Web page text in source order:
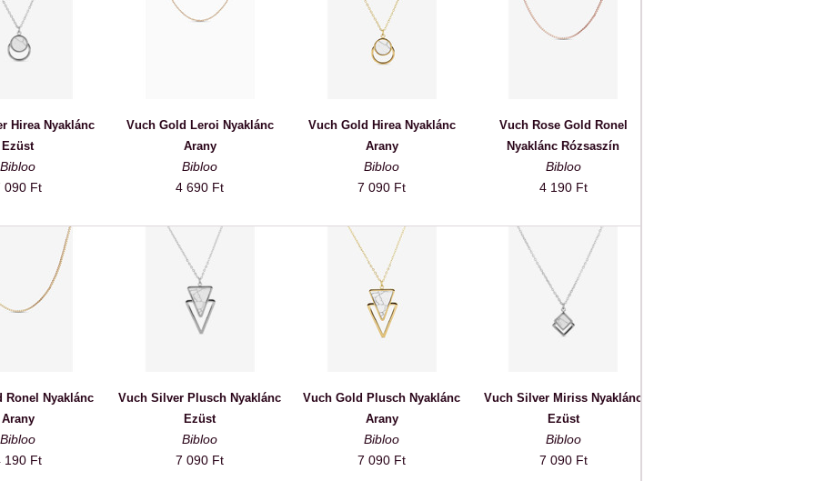
Hirea Nyaklánc
Ezüst
Bibloo
090 Ft
Vuch Gold Leroi Nyaklánc
Arany
Bibloo
4 690 Ft
Vuch Gold Hirea Nyaklánc
Arany
Bibloo
7 090 Ft
Vuch Rose Gold Ronel
Nyaklánc Rózsaszín
Bibloo
4 190 Ft
Ronel Nyaklánc
Arany
Bibloo
190 Ft
Vuch Silver Plusch Nyaklánc
Ezüst
Bibloo
7 090 Ft
Vuch Gold Plusch Nyaklánc
Arany
Bibloo
7 090 Ft
Vuch Silver Miriss Nyaklánc
Ezüst
Bibloo
7 090 Ft